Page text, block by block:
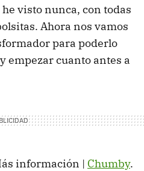
visto nunca, con todas
Ahora nos vamos
para poderlo
empezar cuanto antes a
información | Chumby.